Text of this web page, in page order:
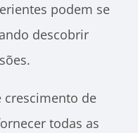
podem se
descobrir
crescimento de
todas as